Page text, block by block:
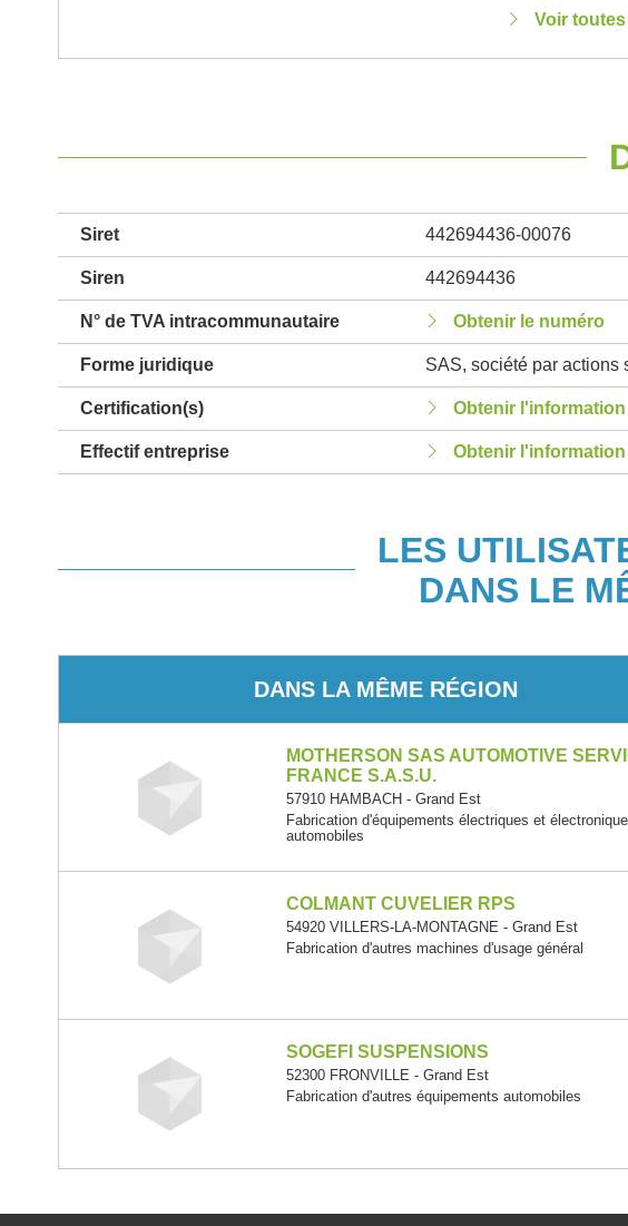
Voir
Siret 442694436-00076
Siren 442694436
N° de TVA intracommunautaire Obtenir le numéro
Forme juridique SAS, société par actions
Certification(s) Obtenir l'information
Effectif entreprise Obtenir l'information
LES
DANS LE
DANS LA MÊME RÉGION
MOTHERSON SAS AUTOMOTIVE
FRANCE S.A.S.U.
57910 HAMBACH - Grand Est
Fabrication d'équipements électriques et
automobiles
COLMANT CUVELIER RPS
54920 VILLERS-LA-MONTAGNE - Grand Est
Fabrication d'autres machines d'usage général
SOGEFI SUSPENSIONS
52300 FRONVILLE - Grand Est
Fabrication d'autres équipements automobiles